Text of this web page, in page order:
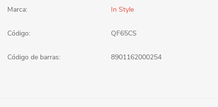
Marca: In Style
Código: QF65CS
Código de barras: 8901162000254